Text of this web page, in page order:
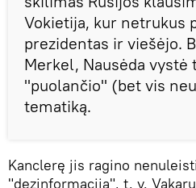
Vokietija, kur netrukus
prezidentas ir viešėjo.
Merkel, Nausėda vystė
"puolančio" (bet vis
tematiką.
Kanclerę jis ragino
"dezinformacija", t. y.